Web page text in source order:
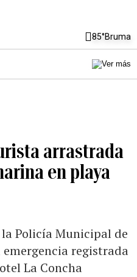
85°Bruma
arrastrada
en playa
Policía Municipal de
emergencia registrada
La Concha